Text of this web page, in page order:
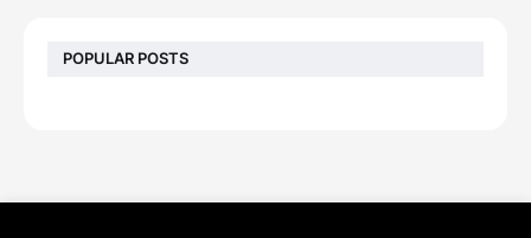
POPULAR POSTS